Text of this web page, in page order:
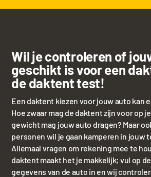
Wil je controleren of
geschikt is voor een
de daktent test!
Een daktent kiezen voor jouw auto kan
Hoe zwaar mag de daktent zijn voor op
gewicht mag jouw auto dragen? Maar
personen wil je gaan kamperen in jouw
Allemaal vragen om rekening mee te
daktent maakt het je makkelijk; vul op
gegevens van de auto in en wij